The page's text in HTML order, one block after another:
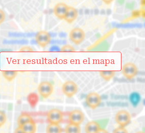
Ver resultados en el mapa